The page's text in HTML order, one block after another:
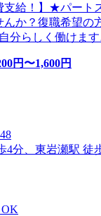
支給！】★パート
んか？復職希望
分らしく働けます
円〜1,600円
4分、東岩瀬駅 徒